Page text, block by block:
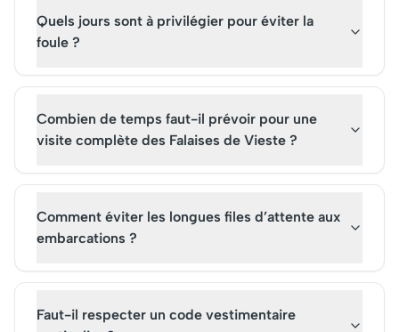
Quels jours sont à privilégier pour éviter la
foule ?
Combien de temps faut-il prévoir pour une
visite complète des Falaises de Vieste ?
Comment éviter les longues files d’attente aux
embarcations ?
Faut-il respecter un code vestimentaire